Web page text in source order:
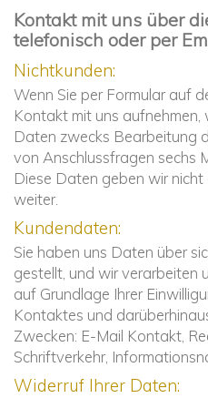
Kontakt mit uns über
telefonisch oder per
Nichtkunden:
Wenn Sie per Formular auf
Kontakt mit uns
Daten zwecks Bearbeitung
von Anschlussfragen sechs
Diese Daten geben wir nicht
weiter.
Kundendaten:
Sie haben uns Daten über
gestellt, und wir verarbeiten
auf Grundlage Ihrer
Kontaktes und
Zwecken: E-Mail Kontakt,
Schriftverkehr,
Widerruf Ihrer Daten: